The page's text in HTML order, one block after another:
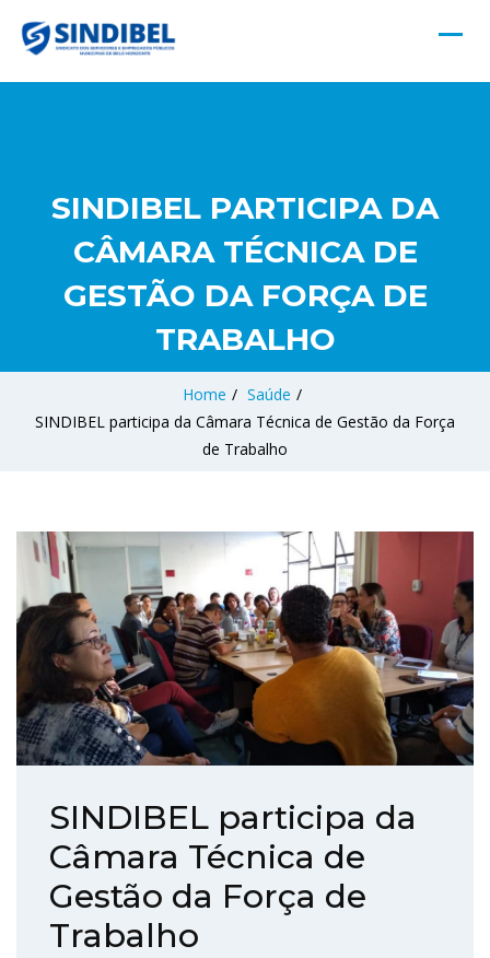
SINDIBEL PARTICIPA DA
CÂMARA TÉCNICA DE
GESTÃO DA FORÇA DE
TRABALHO
Home / Saúde /
SINDIBEL participa da Câmara Técnica de Gestão da Força
de Trabalho
SINDIBEL participa da
Câmara Técnica de
Gestão da Força de
Trabalho